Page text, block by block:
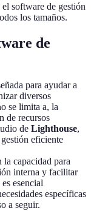
software de gestión
los tamaños.
de
para ayudar a
diversos
se limita a, la
de recursos
de Lighthouse,
eficiente
capacidad para
interna y facilitar
esencial
específicas
a seguir.